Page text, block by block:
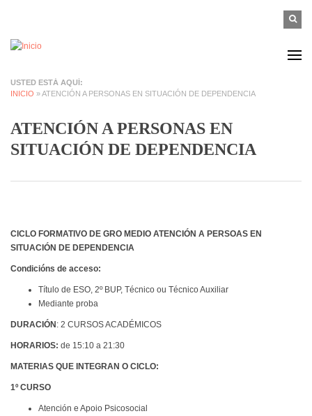
Buscar
USTED ESTÁ AQUÍ
INICIO » ATENCIÓN A PERSONAS EN SITUACIÓN DE DEPENDENCIA
ATENCIÓN A PERSONAS EN
SITUACIÓN DE DEPENDENCIA
CICLO FORMATIVO DE GRO MEDIO ATENCIÓN A PERSOAS EN
SITUACIÓN DE DEPENDENCIA
Condicións de acceso:
Título de ESO, 2º BUP, Técnico ou Técnico Auxiliar
Mediante proba
DURACIÓN: 2 CURSOS ACADÉMICOS
HORARIOS: de 15:10 a 21:30
MATERIAS QUE INTEGRAN O CICLO:
1º CURSO
Atención e Apoio Psicosocial